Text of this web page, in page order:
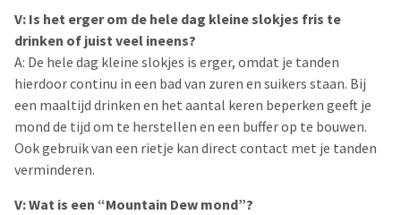
V: Is het erger om de hele dag kleine slokjes fris te
drinken of juist veel ineens?
A: De hele dag kleine slokjes is erger, omdat je tanden
hierdoor continu in een bad van zuren en suikers staan. Bij
een maaltijd drinken en het aantal keren beperken geeft je
mond de tijd om te herstellen en een buffer op te bouwen.
Ook gebruik van een rietje kan direct contact met je tanden
verminderen.
V: Wat is een “Mountain Dew mond”?